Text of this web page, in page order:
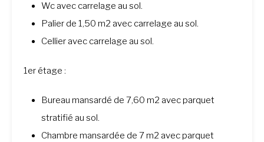
Wc avec carrelage au sol.
Palier de 1,50 m2 avec carrelage au sol.
Cellier avec carrelage au sol.
1er étage :
Bureau mansardé de 7,60 m2 avec parquet
stratifié au sol.
Chambre mansardée de 7 m2 avec parquet